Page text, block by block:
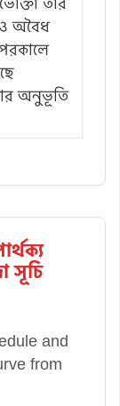
ও অবৈধ
অনুভূতি
সূচি
and
from